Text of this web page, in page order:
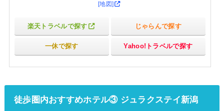
[地図]
楽天トラベルで探す じゃらんで探す
一休で探す Yahoo!トラベルで探す
徒歩圏内おすすめホテル③ ジュラクステイ新潟